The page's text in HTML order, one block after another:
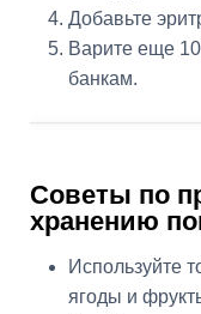
Добавьте
Варите еще
банкам.
Советы по
хранению
Используйте
ягоды и